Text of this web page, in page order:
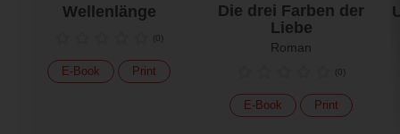
Wellenlänge
(0)
E-Book Print
Die drei Farben der
Liebe
Roman
(0)
E-Book Print